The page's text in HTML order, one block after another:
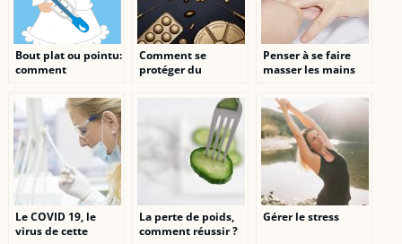
Bout plat ou pointu:
comment
suppositoire?
Comment se
protéger du
Penser à se faire
masser les mains
être.
Le COVID 19, le
virus de cette
La perte de poids,
comment réussir ?
Gérer le stress